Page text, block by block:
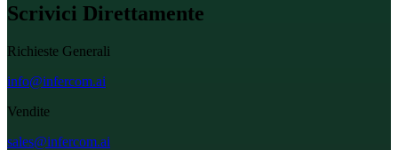
Scrivici Direttamente
Richieste Generali
info@infercom.ai
Vendite
sales@infercom.ai